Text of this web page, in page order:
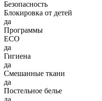
Безопасность
Блокировка от детей
да
Программы
ECO
да
Гигиена
да
Смешанные ткани
да
Постельное белье
да